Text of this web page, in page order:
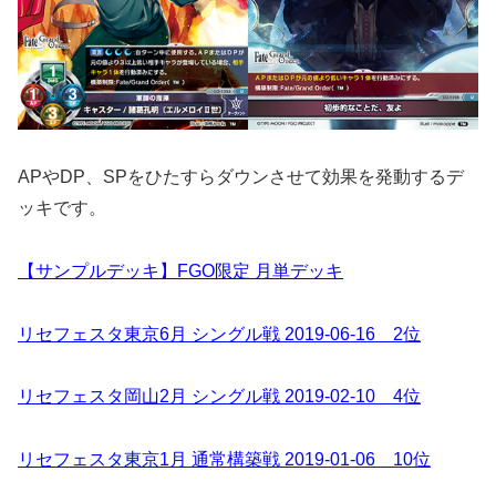
APやDP、SPをひたすらダウンさせて効果を発動するデ
ッキです。
【サンプルデッキ】FGO限定 月単デッキ
リセフェスタ東京6月 シングル戦 2019-06-16 2位
リセフェスタ岡山2月 シングル戦 2019-02-10 4位
リセフェスタ東京1月 通常構築戦 2019-01-06 10位